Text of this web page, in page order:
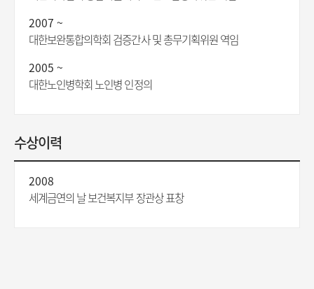
2007 ~
대한보완통합의학회 검증간사 및 총무기획위원 역임
2005 ~
대한노인병학회 노인병 인정의
수상이력
2008
세계금연의 날 보건복지부 장관상 표창